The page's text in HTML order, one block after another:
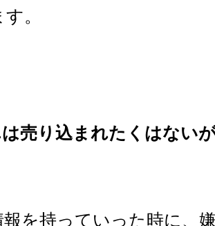
。
売り込まれたくはない
を持っていった時に、